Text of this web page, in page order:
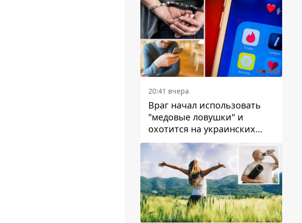
детали
20:41 вчера
Враг начал использовать
"медовые ловушки" и
охотится на украинских
военнослужащих